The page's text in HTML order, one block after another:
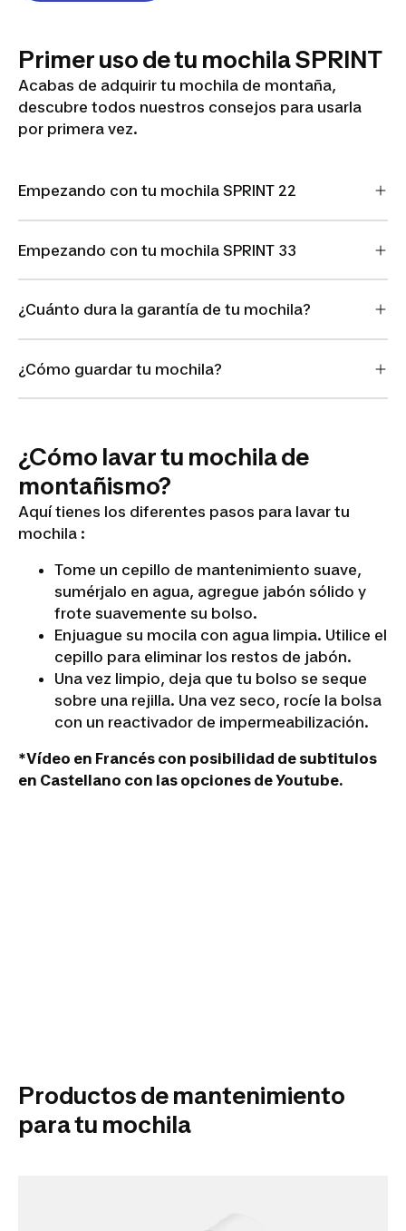
Primer uso de tu mochila SPRINT
Acabas de adquirir tu mochila de montaña,
descubre todos nuestros consejos para usarla
por primera vez.
Empezando con tu mochila SPRINT 22
Empezando con tu mochila SPRINT 33
¿Cuánto dura la garantía de tu mochila?
¿Cómo guardar tu mochila?
¿Cómo lavar tu mochila de
montañismo?
Aquí tienes los diferentes pasos para lavar tu
mochila :
Tome un cepillo de mantenimiento suave,
sumérjalo en agua, agregue jabón sólido y
frote suavemente su bolso.
Enjuague su mocila con agua limpia. Utilice el
cepillo para eliminar los restos de jabón.
Una vez limpio, deja que tu bolso se seque
sobre una rejilla. Una vez seco, rocíe la bolsa
con un reactivador de impermeabilización.
*Vídeo en Francés con posibilidad de subtitulos
en Castellano con las opciones de Youtube.
Productos de mantenimiento
para tu mochila